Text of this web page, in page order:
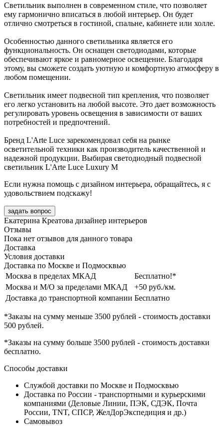
Светильник выполнен в современном стиле, что позволяет
ему гармонично вписаться в любой интерьер. Он будет
отлично смотреться в гостиной, спальне, кабинете или холле.
Особенностью данного светильника является его
функциональность. Он оснащен светодиодами, которые
обеспечивают яркое и равномерное освещение. Благодаря
этому, вы сможете создать уютную и комфортную атмосферу в
любом помещении.
Светильник имеет подвесной тип крепления, что позволяет
его легко установить на любой высоте. Это дает возможность
регулировать уровень освещения в зависимости от ваших
потребностей и предпочтений.
Бренд L'Arte Luce зарекомендовал себя на рынке
осветительной техники как производитель качественной и
надежной продукции. Выбирая светодиодный подвесной
светильник L'Arte Luce Luxury M
Если нужна помощь с дизайном интерьера, обращайтесь, я с
удовольствием подскажу!
задать вопрос
Екатерина Креатова дизайнер интерьеров
Отзывы
Пока нет отзывов для данного товара
Доставка
Условия доставки
Доставка по Москве и Подмосквью
Москва в пределах МКАД
Бесплатно!*
Москва и М/О за пределами МКАД
+50 руб./км.
Доставка до транспортной компании Бесплатно
*Заказы на сумму меньше 3500 рублей - стоимость доставки
500 рублей.
*Заказы на сумму больше 3500 рублей - стоимость доставки
бесплатно.
Способы доставки
Службой доставки по Москве и Подмосквью
Доставка по России - транспортными и курьерскими
компаниями (Деловые Линии, ПЭК, СДЭК, Почта
России, TNT, СПСР, ЖелДорЭкспедиция и др.)
Самовывоз